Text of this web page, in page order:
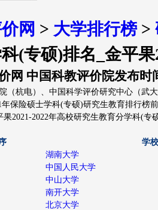
双一流会议 、 双高会议 、期刊会议
评价指标 出版物 大学查询
网 > 大学排行榜>
(专硕)排名_金平
网 中国科教评价院发布时
杭电）、中国科学评价研究中心（武
保险硕士学科(专硕)研究生教育排行榜前
2021-2022年高校研究生教育分学科(专
学
湖南大学
中国人民大学
中山大学
南开大学
北京大学